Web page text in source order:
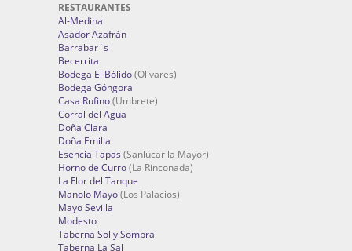
RESTAURANTES
Al-Medina
Asador Azafrán
Barrabar´s
Becerrita
Bodega El Bólido(Olivares)
Bodega Góngora
Casa Rufino(Umbrete)
Corral del Agua
Doña Clara
Doña Emilia
Esencia Tapas (Sanlúcar la Mayor)
Horno de Curro(La Rinconada)
La Flor del Tanque
Manolo Mayo(Los Palacios)
Mayo Sevilla
Modesto
Taberna Sol y Sombra
Taberna La Sal